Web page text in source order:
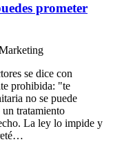
prometer
se dice con
prohibida: "te
no se puede
un tratamiento
La ley lo impide y